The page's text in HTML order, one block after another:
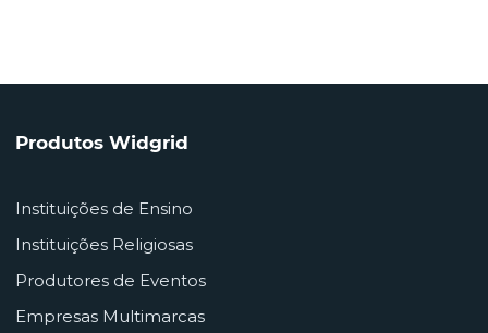
Produtos Widgrid
Instituições de Ensino
Instituições Religiosas
Produtores de Eventos
Empresas Multimarcas